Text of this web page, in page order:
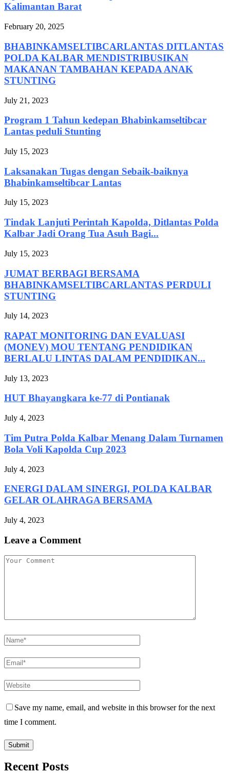
Kalimantan Barat
February 20, 2025
BHABINKAMSELTIBCARLANTAS DITLANTAS
POLDA KALBAR MENDISTRIBUSIKAN
MAKANAN TAMBAHAN KEPADA ANAK
STUNTING
July 21, 2023
Program 1 Tahun kedepan Bhabinkamseltibcar
Lantas peduli Stunting
July 15, 2023
Laksanakan Tugas dengan Sebaik-baiknya
Bhabinkamseltibcar Lantas
July 15, 2023
Tindak Lanjuti Perintah Kapolda, Ditlantas Polda
Kalbar Jadi Orang Tua Asuh Bagi...
July 15, 2023
JUMAT BERBAGI BERSAMA
BHABINKAMSELTIBCARLANTAS PERDULI
STUNTING
July 14, 2023
RAPAT MONITORING DAN EVALUASI
(MONEV) MOU TENTANG PENDIDIKAN
BERLALU LINTAS DALAM PENDIDIKAN...
July 13, 2023
HUT Bhayangkara ke-77 di Pontianak
July 4, 2023
Tim Putra Polda Kalbar Menang Dalam Turnamen
Bola Voli Kapolda Cup 2023
July 4, 2023
ENERGI DALAM SINERGI, POLDA KALBAR
GELAR OLAHRAGA BERSAMA
July 4, 2023
Leave a Comment
Save my name, email, and website in this browser for the next
time I comment.
Recent Posts